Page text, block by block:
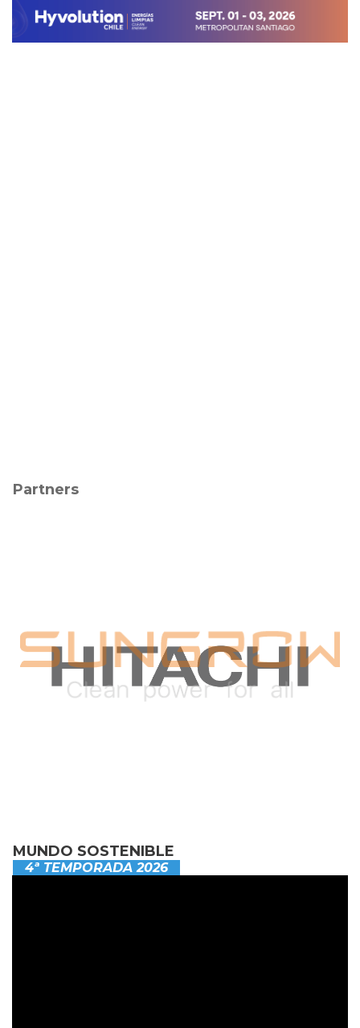
Partners
MUNDO SOSTENIBLE
4ª TEMPORADA 2026